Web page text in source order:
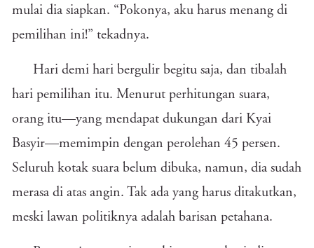
mulai dia siapkan. “Pokonya, aku harus menang di
pemilihan ini!” tekadnya.
Hari demi hari bergulir begitu saja, dan tibalah
hari pemilihan itu. Menurut perhitungan suara,
orang itu—yang mendapat dukungan dari Kyai
Basyir—memimpin dengan perolehan 45 persen.
Seluruh kotak suara belum dibuka, namun, dia sudah
merasa di atas angin. Tak ada yang harus ditakutkan,
meski lawan politiknya adalah barisan petahana.